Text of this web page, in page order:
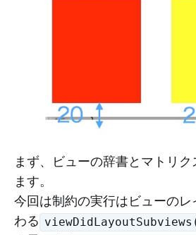
まず、ビューの辞書とマトリ
ます。
今回は制約の実行はビューの
わる